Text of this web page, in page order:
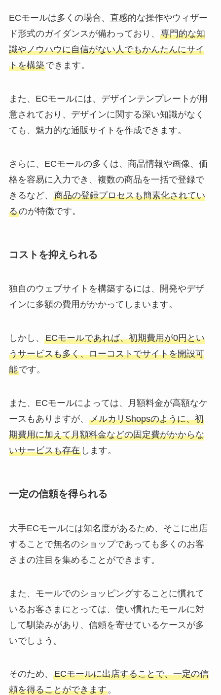
ECモールは多くの場合、直感的な操作やウィザー
ド形式のガイダンスが備わっており、 専門的な知
識やノウハウに自信がない人でもかんたんにサイ
トを構築できます。
また、ECモールには、デザインテンプレートが用
意されており、デザインに関する深い知識がなく
ても、魅力的な通販サイトを作成できます。
さらに、ECモールの多くは、商品情報や画像、価
格を容易に入力でき、複数の商品を一括で登録で
きるなど、 商品の登録プロセスも簡素化されてい
るのが特徴です。
コストを抑えられる
独自のウェブサイトを構築するには、開発やデザ
インに多額の費用がかかってしまいます。
しかし、 ECモールであれば、初期費用が0円とい
うサービスも多く、ローコストでサイトを開設可
能です。
また、ECモールによっては、月額料金が高額なケ
ースもありますが、 メルカリShopsのように、初
期費用に加えて月額料金などの固定費がかからな
いサービスも存在します。
一定の信頼を得られる
大手ECモールには知名度があるため、そこに出店
することで無名のショップであっても多くのお客
さまの注目を集めることができます。
また、モールでのショッピングすることに慣れて
いるお客さまにとっては、使い慣れたモールに対
して馴染みがあり、信頼を寄せているケースが多
いでしょう。
そのため、 ECモールに出店することで、一定の信
頼を得ることができます。